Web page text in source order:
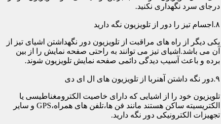
درجای سرد نگهداری نکنید.
۸.اجسام تیز را دور از تلویزیون نگه دارید
یکی دیگر از راه های مراقبت از تلویزیون دور نگهداشتن اشیای تیز از
آن می باشد.اشیای تیز می توانند به راحتی صفحه نمایش را از بین
برده و باعث آسیب دیدگی دائمی صفحه نمایش تلویزیون شوند.
۹.دور نگه داشتن آهنربا از تلویزیون های ال ای دی
تلویزیون خود را از اشیایی که دارای خاصیت الکترومغناطیسی یا
الکتریسیته ساکن هستند مانند فن ها،تلفن های همراه،GPS و سایر
تجهیزات الکترونیکی دور نگه دارید.